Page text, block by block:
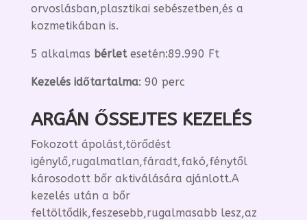
orvoslásban,plasztikai sebészetben,és a
kozmetikában is.
5 alkalmas bérletesetén:89.990 Ft
Kezelés időtartalma: 90 perc
ARGÁN ŐSSEJTES KEZELÉS
Fokozott ápolást,törődést
igénylő,rugalmatlan,fáradt,fakó,fénytől
károsodott bőr aktiválására ajánlott.A
kezelés után a bőr
feltöltődik,feszesebb,rugalmasabb lesz,az